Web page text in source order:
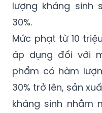
lượng kháng sinh
30%.
Mức phạt từ 10
áp dụng đối với
phẩm có hàm
30% trở lên, sản
kháng sinh nhằm